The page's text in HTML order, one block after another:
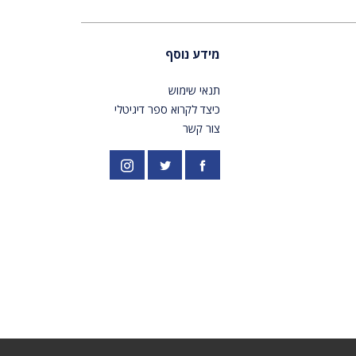
מידע נוסף
תנאי שימוש
כיצד לקרוא ספר דיגיטלי
צור קשר
פייסבוק PardesPublish
אינסטגרם